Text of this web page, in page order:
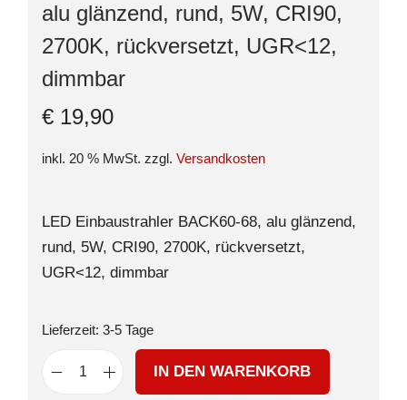
alu glänzend, rund, 5W, CRI90,
2700K, rückversetzt, UGR<12,
dimmbar
€ 19,90
inkl. 20 % MwSt. zzgl. Versandkosten
LED Einbaustrahler BACK60-68, alu glänzend,
rund, 5W, CRI90, 2700K, rückversetzt,
UGR<12, dimmbar
Lieferzeit: 3-5 Tage
IN DEN WARENKORB